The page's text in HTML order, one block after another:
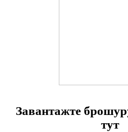
завантажте брошуру по продукту
тут